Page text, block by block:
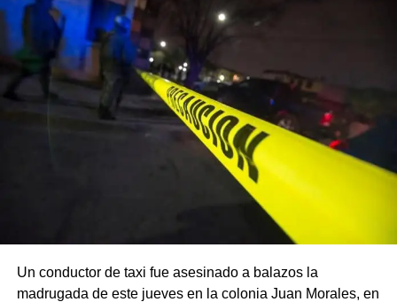
Un conductor de taxi fue asesinado a balazos la
madrugada de este jueves en la colonia Juan Morales, en